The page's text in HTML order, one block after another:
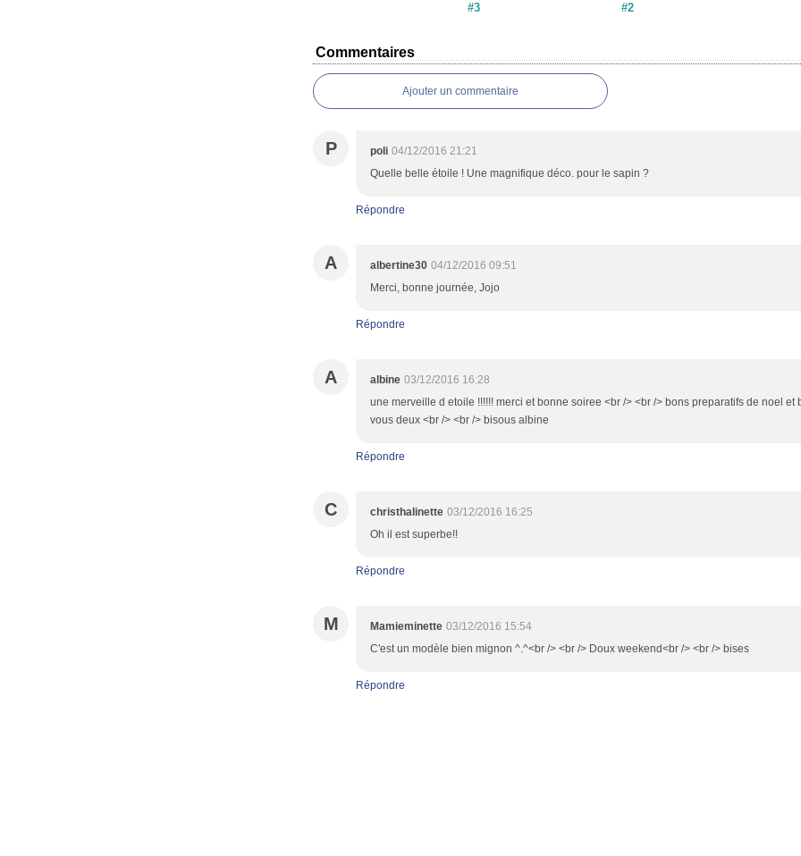
#3
#2
Commentaires
Ajouter un commentaire
P poli 04/12/2016 21:21
Quelle belle étoile ! Une magnifique déco. pour le sapin ?
Répondre
A albertine30 04/12/2016 09:51
Merci, bonne journée, Jojo
Répondre
A albine 03/12/2016 16:28
une merveille d etoile !!!!!! merci et bonne soiree <br /> <br /> bons preparatifs de noel et
vous deux <br /> <br /> bisous albine
Répondre
C christhalinette 03/12/2016 16:25
Oh il est superbe!!
Répondre
M Mamieminette 03/12/2016 15:54
C'est un modèle bien mignon ^.^<br /> <br /> Doux weekend<br /> <br /> bises
Répondre